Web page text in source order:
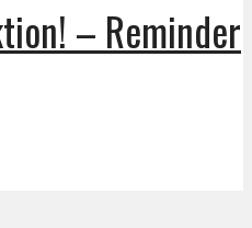
– Reminder